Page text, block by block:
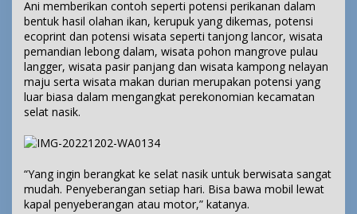
Ani memberikan contoh seperti potensi perikanan dalam
bentuk hasil olahan ikan, kerupuk yang dikemas, potensi
ecoprint dan potensi wisata seperti tanjong lancor, wisata
pemandian lebong dalam, wisata pohon mangrove pulau
langger, wisata pasir panjang dan wisata kampong nelayan
maju serta wisata makan durian merupakan potensi yang
luar biasa dalam mengangkat perekonomian kecamatan
selat nasik.
“Yang ingin berangkat ke selat nasik untuk berwisata sangat
mudah. Penyeberangan setiap hari. Bisa bawa mobil lewat
kapal penyeberangan atau motor,” katanya.